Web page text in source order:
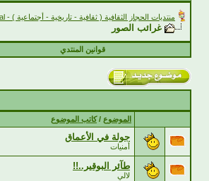
منتديات الحجاز الثقافية ( ثقافية - تاريخية - أجتماعية ) - alhjaz forums of cultural
غرائب الصور
قوانين المنتدي
الموضوع /كاتب الموضوع
جولة في الأعماق
أمنيات
طآئر البوقير..!!
لالي